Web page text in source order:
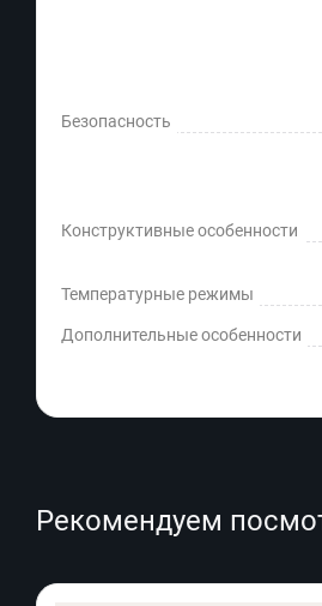
Безопасность
Конструктивные особенности
Температурные режимы
Дополнительные особенности
Рекомендуем